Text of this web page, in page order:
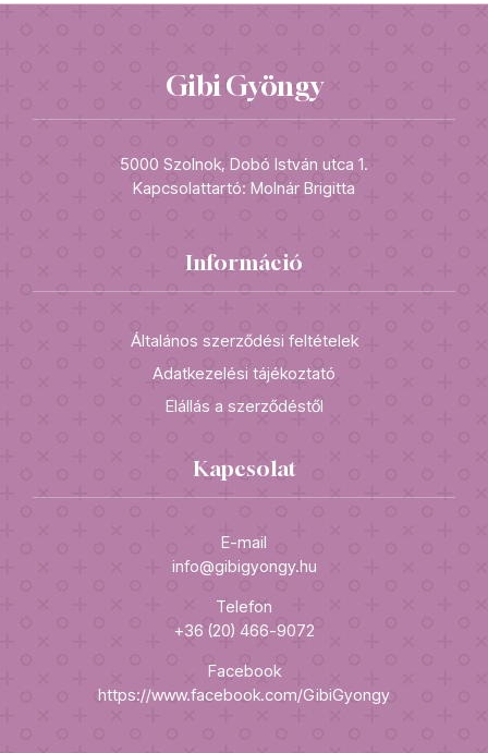
Gibi Gyöngy
5000 Szolnok, Dobó István utca 1.
Kapcsolattartó: Molnár Brigitta
Információ
Általános szerződési feltételek
Adatkezelési tájékoztató
Elállás a szerződéstől
Kapcsolat
E-mail
info@gibigyongy.hu
Telefon
+36 (20) 466-9072
Facebook
https://www.facebook.com/GibiGyongy